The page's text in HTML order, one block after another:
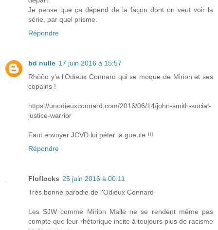
Je pense que ça dépend de la façon dont on veut voir la
série, par quel prisme.
Répondre
bd nulle 17 juin 2016 à 15:57
Rhôôo y'a l'Odieux Connard qui se moque de Mirion et ses
copains !
https://unodieuxconnard.com/2016/06/14/john-smith-social-
justice-warrior
Faut envoyer JCVD lui péter la gueule !!!
Répondre
Floflocks 25 juin 2016 à 00:11
Très bonne parodie de l'Odieux Connard
Les SJW comme Mirion Malle ne se rendent même pas
compte que leur rhétorique incite à toujours plus de racisme